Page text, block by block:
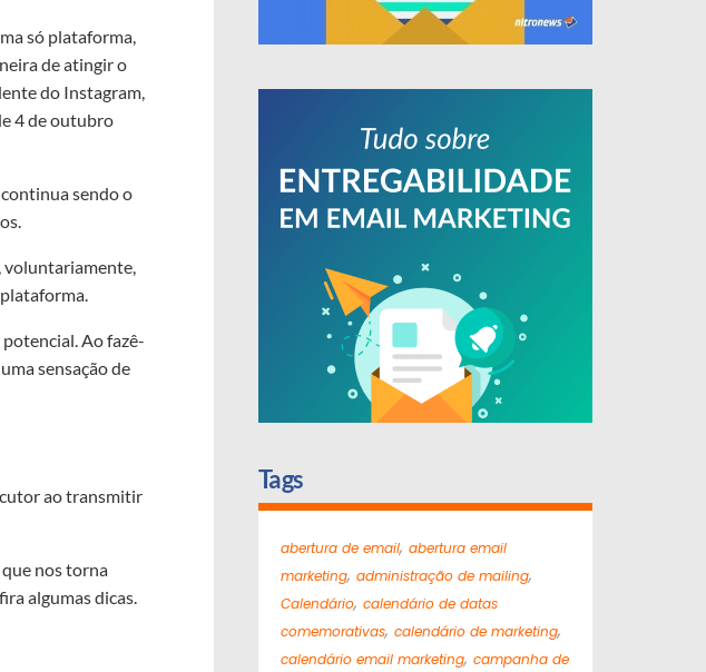
só plataforma,
de atingir o
do Instagram,
4 de outubro
sendo o
voluntariamente,
plataforma.
Ao fazê-
sensação de
ao transmitir
nos torna
algumas dicas.
Tags
abertura de email, abertura email
marketing, administração de mailing,
Calendário, calendário de datas
comemorativas, calendário de marketing,
calendário email marketing, campanha de